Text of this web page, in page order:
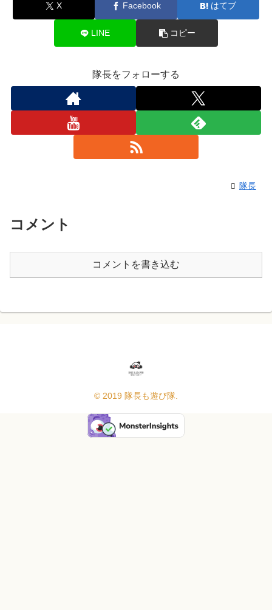
X Facebook はてブ
LINE コピー
隊長をフォローする
隊長
コメント
コメントを書き込む
© 2019 隊長も遊び隊.